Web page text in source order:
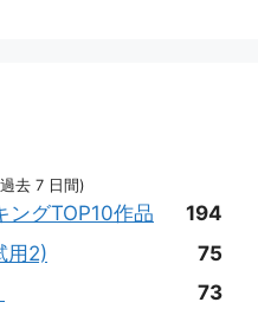
去 7 日間)
ングTOP10作品
194
用2)
75
73